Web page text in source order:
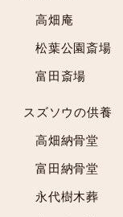
2023年1月
2022年11月
2022年10月
2022年8月
2022年7月
2022年6月
高畑庵
松葉公園斎場
富田斎場
スズソウの供養
高畑納骨堂
富田納骨堂
永代樹木葬